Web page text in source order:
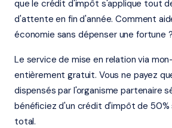
que le crédit d'impôt s'applique tout
d'attente en fin d'année. Comment
économie sans dépenser une fortune
Le service de mise en relation via
entièrement gratuit. Vous ne payez
dispensés par l'organisme partenaire
bénéficiez d'un crédit d'impôt de 50%
total.